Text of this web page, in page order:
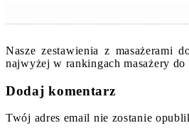
Nasze zestawienia z masażerami
najwyżej w rankingach masażery
Dodaj komentarz
Twój adres email nie zostanie